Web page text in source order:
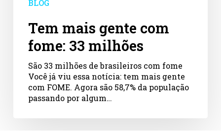
BLOG
Tem mais gente com
fome: 33 milhões
São 33 milhões de brasileiros com fome
Você já viu essa notícia: tem mais gente
com FOME. Agora são 58,7% da população
passando por algum…